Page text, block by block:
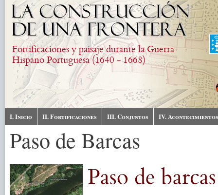
Pasar al contenido principal
Fortificaciones y paisaje durante la Guerra
Hispano Portuguesa (1640 - 1668)
I. Inicio II. Fortificaciones III. Conjuntos IV. Acontecimientos
Paso de Barcas
Paso de